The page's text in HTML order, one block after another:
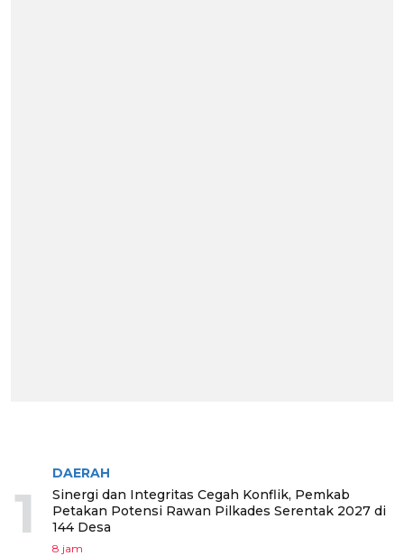
1
DAERAH
Sinergi dan Integritas Cegah Konflik, Pemkab
Petakan Potensi Rawan Pilkades Serentak 2027 di
144 Desa
8 jam